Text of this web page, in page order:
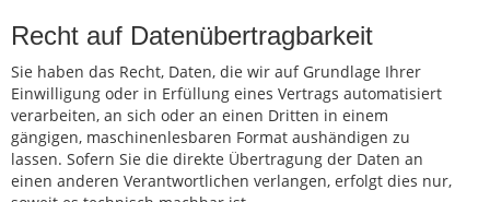
Recht auf Datenübertragbarkeit
Sie haben das Recht, Daten, die wir auf Grundlage Ihrer
Einwilligung oder in Erfüllung eines Vertrags automatisiert
verarbeiten, an sich oder an einen Dritten in einem
gängigen, maschinenlesbaren Format aushändigen zu
lassen. Sofern Sie die direkte Übertragung der Daten an
einen anderen Verantwortlichen verlangen, erfolgt dies nur,